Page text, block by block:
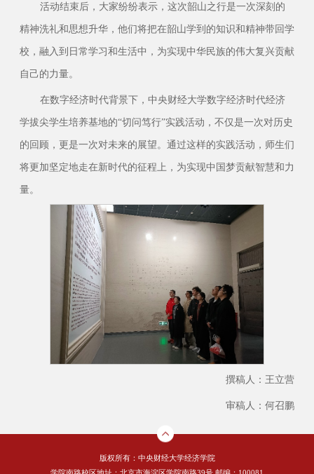
活动结束后，大家纷纷表示，这次韶山之行是一次深刻的
精神洗礼和思想升华，他们将把在韶山学到的知识和精神带回学
校，融入到日常学习和生活中，为实现中华民族的伟大复兴贡献
自己的力量。
在数字经济时代背景下，中央财经大学数字经济时代经济
学拔尖学生培养基地的“切问笃行”实践活动，不仅是一次对历史
的回顾，更是一次对未来的展望。通过这样的实践活动，师生们
将更加坚定地走在新时代的征程上，为实现中国梦贡献智慧和力
量。
撰稿人：王立营
审稿人：何召鹏
版权所有：中央财经大学经济学院